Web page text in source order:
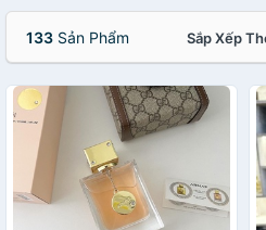
133 Sản Phẩm Sắp Xếp